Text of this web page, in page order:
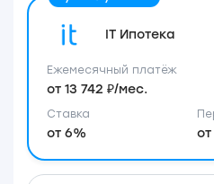
IT Ипотека
Ставка
от 6% от
Ежемесячный платёж
от 13 742 ₽/мес.